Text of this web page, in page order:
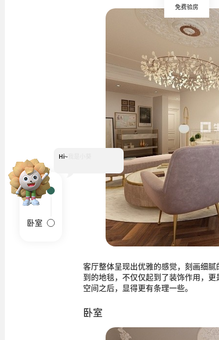
免费验房
客厅整体呈现出优雅的感觉，刻画细
到的地毯，不仅仅起到了装饰作用，
空间之后，显得更有条理一些。
卧室
客厅
卧室
Hi~